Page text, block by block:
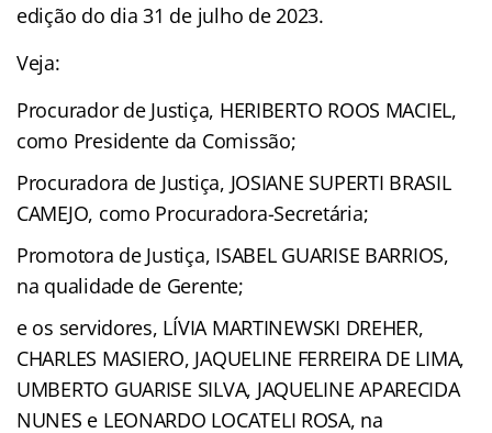
edição do dia 31 de julho de 2023.
Veja:
Procurador de Justiça, HERIBERTO ROOS MACIEL,
como Presidente da Comissão;
Procuradora de Justiça, JOSIANE SUPERTI BRASIL
CAMEJO, como Procuradora-Secretária;
Promotora de Justiça, ISABEL GUARISE BARRIOS,
na qualidade de Gerente;
e os servidores, LÍVIA MARTINEWSKI DREHER,
CHARLES MASIERO, JAQUELINE FERREIRA DE LIMA,
UMBERTO GUARISE SILVA, JAQUELINE APARECIDA
NUNES e LEONARDO LOCATELI ROSA, na